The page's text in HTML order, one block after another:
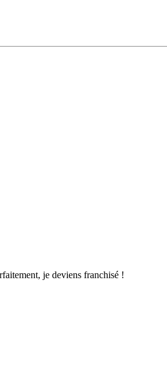
» 200 clients sur ces 1500
je deviens franchisé !